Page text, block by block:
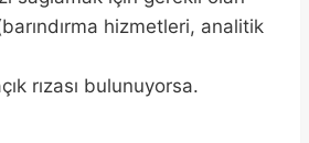
hizmetleri, analitik
rızası bulunuyorsa.